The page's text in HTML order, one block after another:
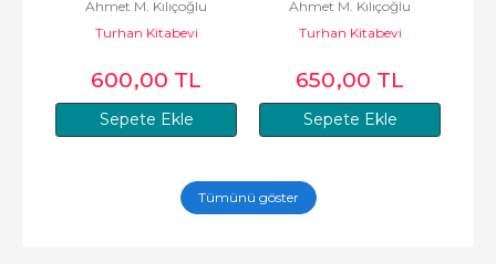
Sepete Ekle
Ahmet M. Kılıçoğlu
Turhan Kitabevi
600,00 TL
Sepete Ekle
Ahmet M. Kılıçoğlu
Turhan Kitabevi
650,00 TL
Tümünü göster